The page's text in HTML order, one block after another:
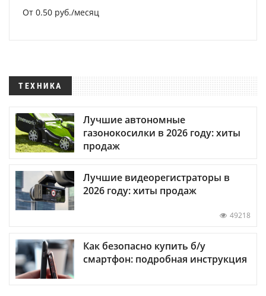
От 0.50 руб./месяц
ТЕХНИКА
Лучшие автономные
газонокосилки в 2026 году: хиты
продаж
Лучшие видеорегистраторы в
2026 году: хиты продаж
49218
Как безопасно купить б/у
смартфон: подробная инструкция